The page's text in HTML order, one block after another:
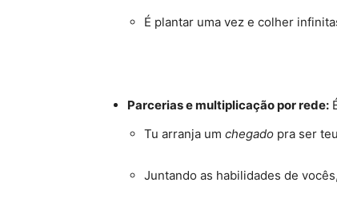
É plantar uma vez e colher
Parcerias e multiplicação por rede:
Tu arranja um chegado pra ser
Juntando as habilidades de